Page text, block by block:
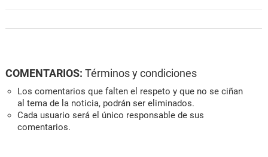
COMENTARIOS: Términos y condiciones
Los comentarios que falten el respeto y que no se ciñan
al tema de la noticia, podrán ser eliminados.
Cada usuario será el único responsable de sus
comentarios.